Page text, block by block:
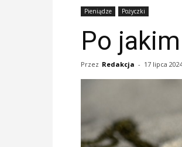
Pieniądze Pożyczki
Po
Przez Redakcja - 17 lipca